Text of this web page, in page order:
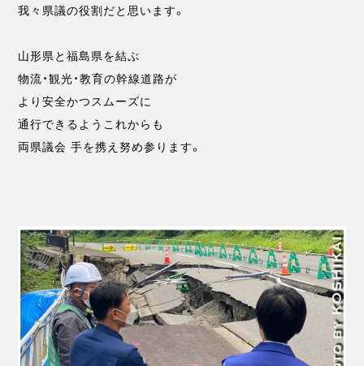
我々県議の役割だと思います。
山形県と福島県を結ぶ
物流・観光・教育の幹線道路が
より安全かつスムーズに
通行できるようこれからも
両県議会 手を携え努め参ります。